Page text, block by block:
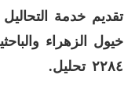
تقديم خدمة
خيول الزهراء
٢٢٨٤ تحليل.